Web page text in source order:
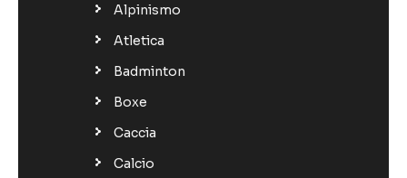
Alpinismo
Atletica
Badminton
Boxe
Caccia
Calcio